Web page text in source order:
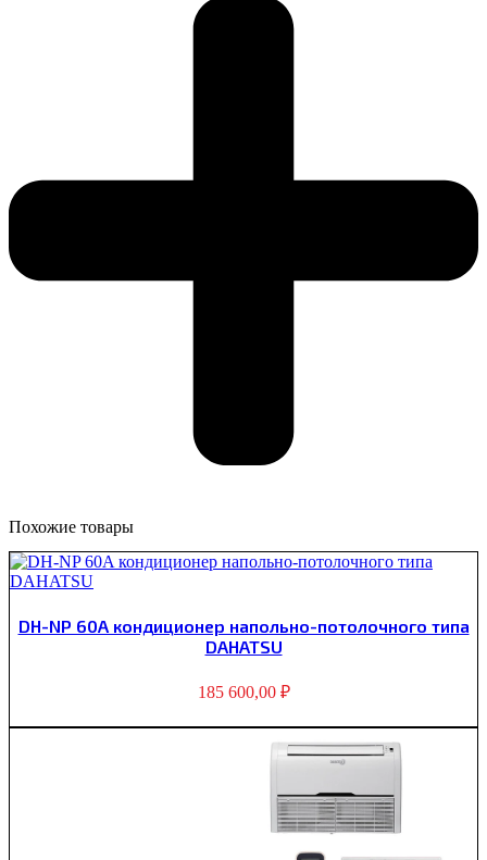
Похожие товары
DH-NP 60A кондиционер напольно-потолочного типа
DAHATSU
185 600,00 ₽